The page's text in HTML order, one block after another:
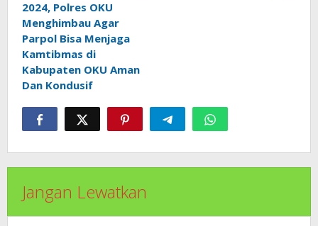
2024, Polres OKU
Menghimbau Agar
Parpol Bisa Menjaga
Kamtibmas di
Kabupaten OKU Aman
Dan Kondusif
Jangan Lewatkan